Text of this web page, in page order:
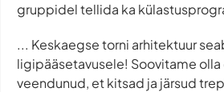
gruppidel tellida ka
... Keskaegse torni arhitektuur
ligipääsetavusele! Soovitame
veendunud, et kitsad ja järsud